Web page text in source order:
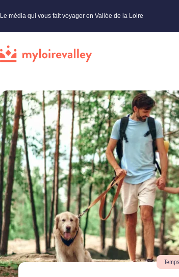
Le média qui vous fait voyager en Vallée de la Loire